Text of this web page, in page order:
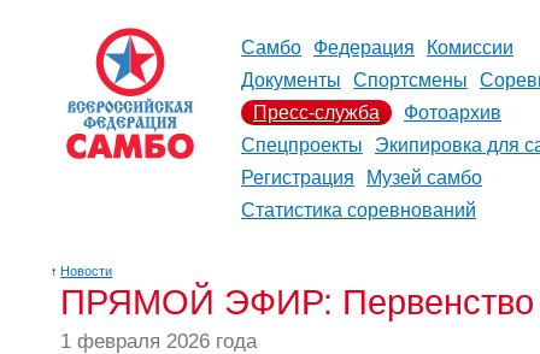
Самбо Федерация
Комиссии
Документы
Спортсмены
Пресс-служба
Фотоархив
Спецпроекты
Экипировка для
Регистрация
Музей самбо
Статистика соревнований
↑ Новости
ПРЯМОЙ ЭФИР: Первенство
1 февраля 2026 года